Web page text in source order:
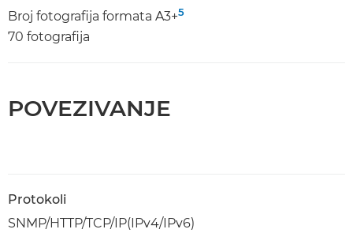
Broj fotografija formata A3+5
70 fotografija
POVEZIVANJE
Protokoli
SNMP/HTTP/TCP/IP(IPv4/IPv6)